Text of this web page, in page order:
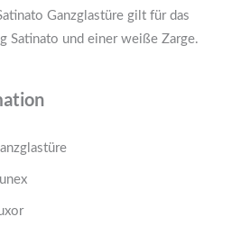
Ganzglastüre gilt für das
Satinato und einer weiße Zarge.